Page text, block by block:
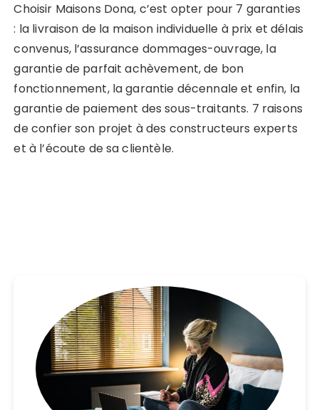
Choisir Maisons Dona, c’est opter pour 7 garanties
: la livraison de la maison individuelle à prix et délais
convenus, l’assurance dommages-ouvrage, la
garantie de parfait achèvement, de bon
fonctionnement, la garantie décennale et enfin, la
garantie de paiement des sous-traitants. 7 raisons
de confier son projet à des constructeurs experts
et à l’écoute de sa clientèle.